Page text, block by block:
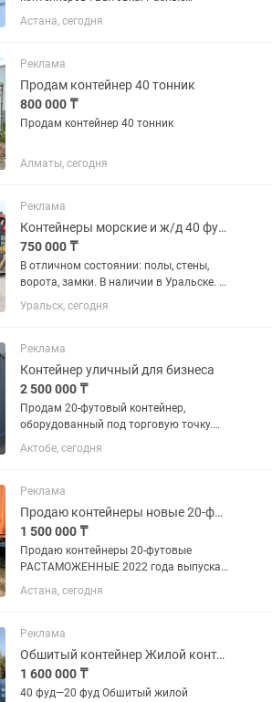
размеры и комплектации. Всё в
наличии на складе в Астане. Большой
оплаты. Гарантия 1 год. Доставим и
установим...
Астана, сегодня
Реклама
Продам контейнер 40 тонник
800 000 ₸
Продам контейнер 40 тонник
Алматы, сегодня
Реклама
Контейнеры морские и ж/д 40 фут (12 м)
750 000 ₸
В отличном состоянии: полы, стены,
ворота, замки. В наличии в Уральске. В
наличии в любом количестве.
Поможем с доставкой по городу и
Уральск, сегодня
Реклама
Контейнер уличный для бизнеса
2 500 000 ₸
Продам 20-футовый контейнер,
оборудованный под торговую точку.
Полностью утепленный. Алюминиевые
витражи, алюминиевая дверь, двойной
Продам 40-футовый контейнер,...
Актобе, сегодня
Реклама
Продаю контейнеры новые 20-футовые в Астане 2025 года выпуска.
1 500 000 ₸
Продаю контейнеры 20-футовые
РАСТАМОЖЕННЫЕ 2022 года выпуска
в Астане. Возможна отправка в
Россию. Цена 1,5 млн. Также имеются
новый 2025 года 2 млн, бу в...
Астана, сегодня
Реклама
Обшитый контейнер Жилой контейнер Жилые контейнер Утепление контейнер
1 600 000 ₸
40 фуд—20 фуд Обшитый жилой